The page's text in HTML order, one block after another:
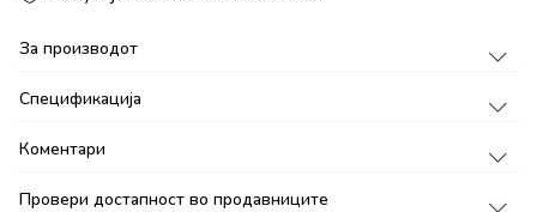
За производот
Спецификација
Коментари
Провери достапност во продавниците